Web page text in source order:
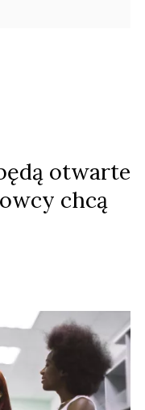
otwarte
chcą